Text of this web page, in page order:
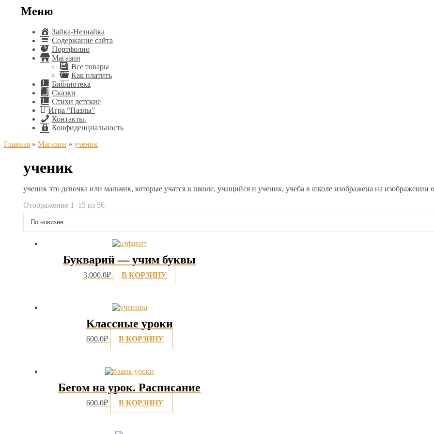
Меню
Зайка-Незнайка
Содержание сайта
Портфолио
Магазин
Все товары
Как платить
Библиотека
Сказки
Стихи детские
Игра “Пазлы”
Контакты.
Конфиденциальность
Главная » Магазин » ученик
ученик
ученик это девочка или мальчик, которые учатся в школе, учащийся и ученик, учеба в школе изображена на изображении
Отображение 1–15 из 56Сортировка:
Букварий — учим буквы
3,000.0₽ В КОРЗИНУ
Классные уроки
600.0₽ В КОРЗИНУ
Бегом на урок. Расписание
600.0₽ В КОРЗИНУ